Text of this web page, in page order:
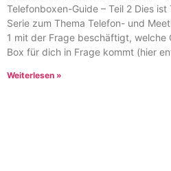
Telefonboxen-Guide – Teil 2 Dies
Serie zum Thema Telefon- und
1 mit der Frage beschäftigt, welche
Box für dich in Frage kommt (hier
Weiterlesen »